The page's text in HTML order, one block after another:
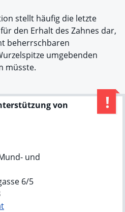
stellt häufig die letzte
den Erhalt des Zahnes dar,
beherrschbaren
umgebenden
müsste.
von
und
6/5